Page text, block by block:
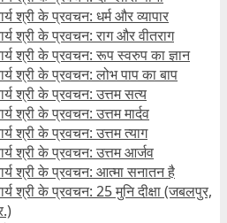
श्री के प्रवचन: धर्म और व्यापार
श्री के प्रवचन: राग और वीतराग
श्री के प्रवचन: रूप स्वरुप का ज्ञान
श्री के प्रवचन: लोभ पाप का बाप
श्री के प्रवचन: उत्तम सत्य
श्री के प्रवचन: उत्तम मार्दव
श्री के प्रवचन: उत्तम त्याग
श्री के प्रवचन: उत्तम आर्जव
श्री के प्रवचन: आत्मा सनातन है
श्री के प्रवचन: 25 मुनि दीक्षा (जबलपुर,